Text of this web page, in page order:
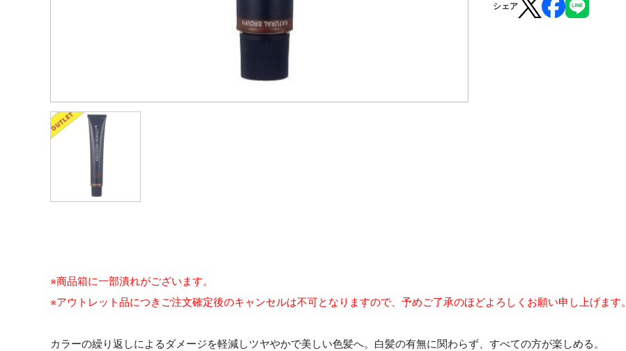
シェア
※商品箱に一部潰れがございます。
※アウトレット品につきご注文確定後のキャンセルは不可となりますので、予めご了承のほどよろしくお願い申し上げます。
カラーの繰り返しによるダメージを軽減しツヤやかで美しい色髪へ。白髪の有無に関わらず、すべての方が楽しめる。